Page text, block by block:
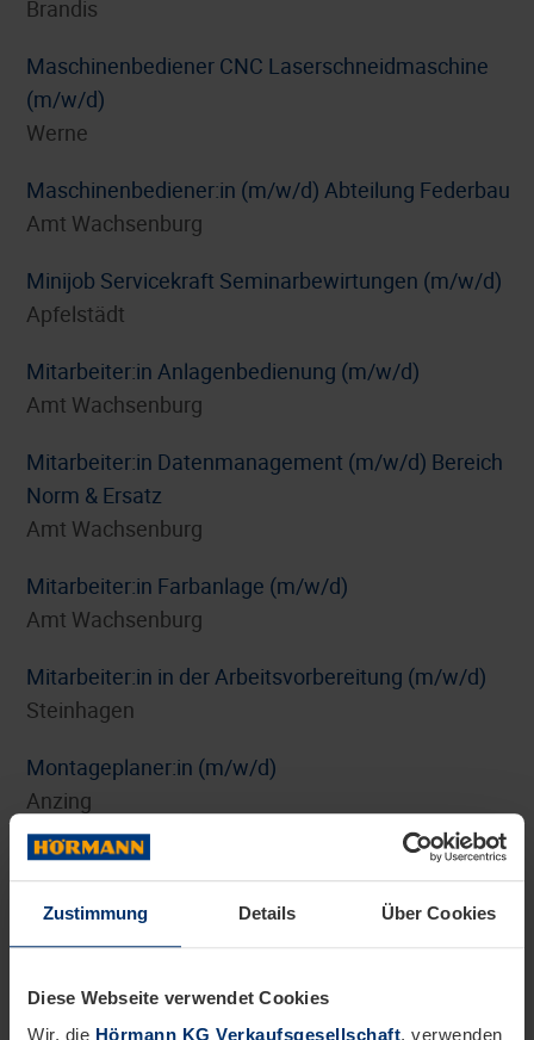
Zustimmung Details Über Cookies
Diese Webseite verwendet Cookies
Wir, die Hörmann KG Verkaufsgesellschaft, verwenden
Brandis
Maschinenbediener CNC Laserschneidmaschine
(m/w/d)
Werne
Maschinenbediener:in (m/w/d) Abteilung Federbau
Amt Wachsenburg
Minijob Servicekraft Seminarbewirtungen (m/w/d)
Apfelstädt
Mitarbeiter:in Anlagenbedienung (m/w/d)
Amt Wachsenburg
Mitarbeiter:in Datenmanagement (m/w/d) Bereich
Norm & Ersatz
Amt Wachsenburg
Mitarbeiter:in Farbanlage (m/w/d)
Amt Wachsenburg
Mitarbeiter:in in der Arbeitsvorbereitung (m/w/d)
Steinhagen
Montageplaner:in (m/w/d)
Anzing
Personalreferent:in Benefits und HR-Marketing
(m/w/d)
Steinhagen